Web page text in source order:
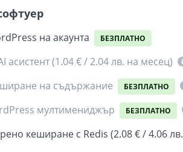
на акаунта БЕЗПЛАТНО
асистент (1.04 € / 2.04 лв. на месец)
на съдържание
БЕЗПЛАТНО
мултимениджър БЕЗПЛАТНО
кеширане с Redis (2.08 € / 4.06 лв.